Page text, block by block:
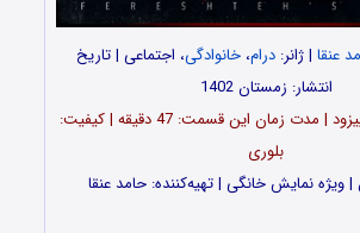
عنقا | ژانر:درام،خانوادگی، اجتماعی | تاریخ
انتشار: زمستان 1402
تعداد قسمت‌: … اپیزود | مدت زمان این قسمت: 47 دقیقه | کیفیت:
بلوری
ویژه نمایش خانگی | تهیه‌کننده: حامد عنقا